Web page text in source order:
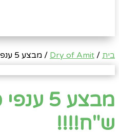
בית /
Dry of Amit / מבצע 5 ענפי כותנה ב50 ש"ח!!!!
ש"ח!!!!